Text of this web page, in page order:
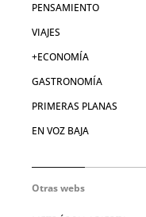
PENSAMIENTO
VIAJES
+ECONOMÍA
GASTRONOMÍA
PRIMERAS PLANAS
EN VOZ BAJA
Otras webs